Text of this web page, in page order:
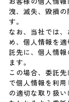
洩、滅失、毀損
す。
なお、当社では
め、個人情報を
託先に、個人情
ます。
この場合、委託
で個人情報を利
の適切な取り扱